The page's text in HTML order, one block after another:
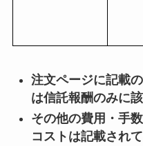
注文ページに記載
は信託報酬のみに
その他の費用・手
コストは記載され